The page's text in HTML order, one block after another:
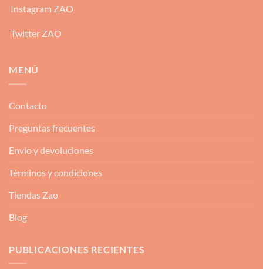
Instagram ZAO
Twitter ZAO
MENÚ
Contacto
Preguntas frecuentes
Envío y devoluciones
Términos y condiciones
Tiendas Zao
Blog
PUBLICACIONES RECIENTES